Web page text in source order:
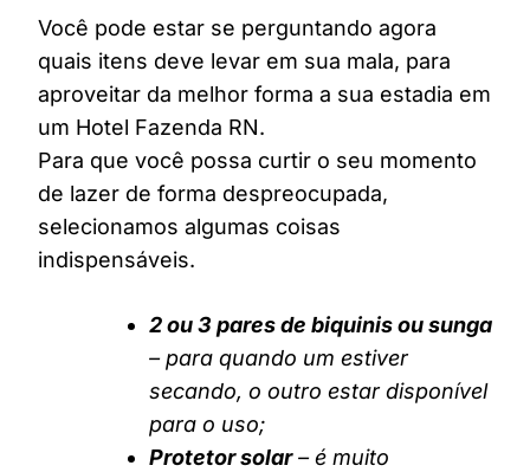
Você pode estar se perguntando agora
quais itens deve levar em sua mala, para
aproveitar da melhor forma a sua estadia em
um Hotel Fazenda RN.
Para que você possa curtir o seu momento
de lazer de forma despreocupada,
selecionamos algumas coisas
indispensáveis.
2 ou 3 pares de biquinis ou sunga
– para quando um estiver
secando, o outro estar disponível
para o uso;
Protetor solar– é muito